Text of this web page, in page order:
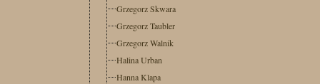
Grzegorz Skwara
Grzegorz Taubler
Grzegorz Walnik
Halina Urban
Hanna Klapa